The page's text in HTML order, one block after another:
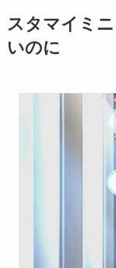
スタマイミ
いのに